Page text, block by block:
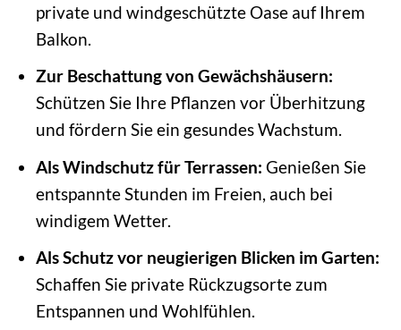
private und windgeschützte Oase auf Ihrem
Balkon.
Zur Beschattung von Gewächshäusern:
Schützen Sie Ihre Pflanzen vor Überhitzung
und fördern Sie ein gesundes Wachstum.
Als Windschutz für Terrassen: Genießen Sie
entspannte Stunden im Freien, auch bei
windigem Wetter.
Als Schutz vor neugierigen Blicken im Garten:
Schaffen Sie private Rückzugsorte zum
Entspannen und Wohlfühlen.